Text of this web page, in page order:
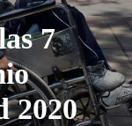
7
2020